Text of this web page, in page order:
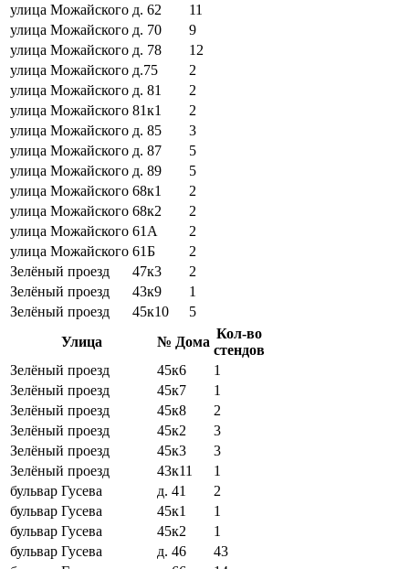
улица Можайского д. 62
11
улица Можайского д. 70
9
улица Можайского д. 78
12
улица Можайского д.75
2
улица Можайского д. 81
2
улица Можайского 81к1
2
улица Можайского д. 85
3
улица Можайского д. 87
5
улица Можайского д. 89
5
улица Можайского 68к1
2
улица Можайского 68к2
2
улица Можайского 61А
2
улица Можайского 61Б
2
Зелёный проезд
47к3
2
Зелёный проезд
43к9
1
Зелёный проезд
45к10
5
Улица
№ Дома
Кол-во
стендов
Зелёный проезд
45к6
1
Зелёный проезд
45к7
1
Зелёный проезд
45к8
2
Зелёный проезд
45к2
3
Зелёный проезд
45к3
3
Зелёный проезд
43к11
1
бульвар Гусева
д. 41
2
бульвар Гусева
45к1
1
бульвар Гусева
45к2
1
бульвар Гусева
д. 46
43